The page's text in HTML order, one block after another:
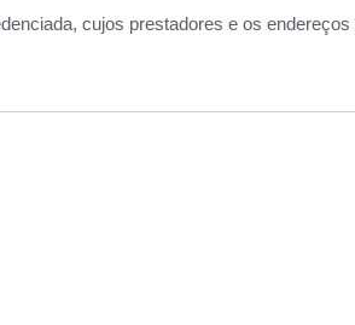
cujos prestadores e os